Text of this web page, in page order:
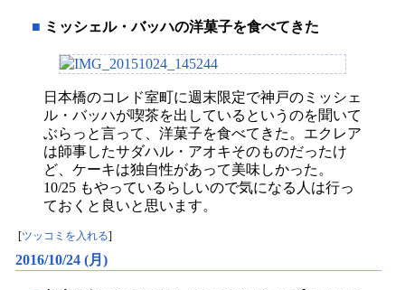
■ ミッシェル・バッハの洋菓子を食べてきた
日本橋のコレド室町に週末限定で神戸のミッシェ
ル・バッハが喫茶を出しているというのを聞いて
ぶらっと言って、洋菓子を食べてきた。エクレア
は師事したサダハル・アオキそのものだったけ
ど、ケーキは独自性があって美味しかった。
10/25 もやっているらしいので気になる人は行っ
ておくと良いと思います。
[ツッコミを入れる]
2016/10/24 (月)